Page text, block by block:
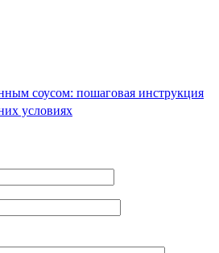
соусом: пошаговая инструкция
условиях